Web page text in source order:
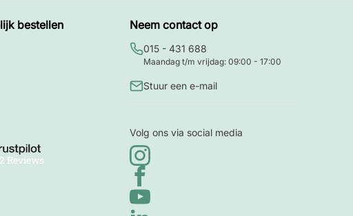
bestellen
Reviews
Neem contact op
015 - 431 688
Maandag t/m vrijdag: 09:00 - 17:00
Stuur een e-mail
Volg ons via social media